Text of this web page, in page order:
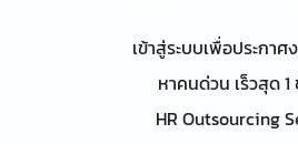
เข้าสู่ระบบเพื่อประกาศ
หาคนด่วน เร็วสุด 1
HR Outsourcing